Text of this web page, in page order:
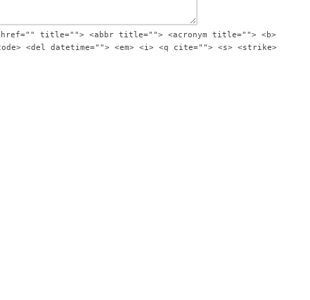
href="" title=""> <abbr title=""> <acronym title=""> <b>
<del datetime=""> <em> <i> <q cite=""> <s> <strike>